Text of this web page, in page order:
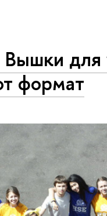
для
формат